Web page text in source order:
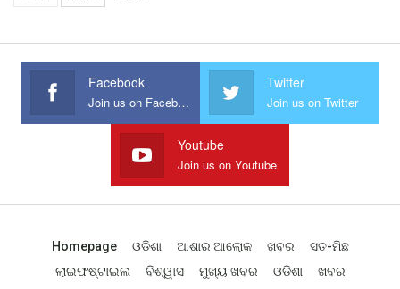
Facebook
Join us on Facebook
Twitter
Join us on Twitter
Youtube
Join us on Youtube
Homepage ଓଡିଶା ଆଶାର ଆଲୋକ ଖବର
ସତ-ମିଛ
ଲାଇଫଷ୍ଟାଇଲ
ବିଶ୍ୱାସ ମୁଖ୍ୟ ଖବର ଓଡିଶା ଖବର